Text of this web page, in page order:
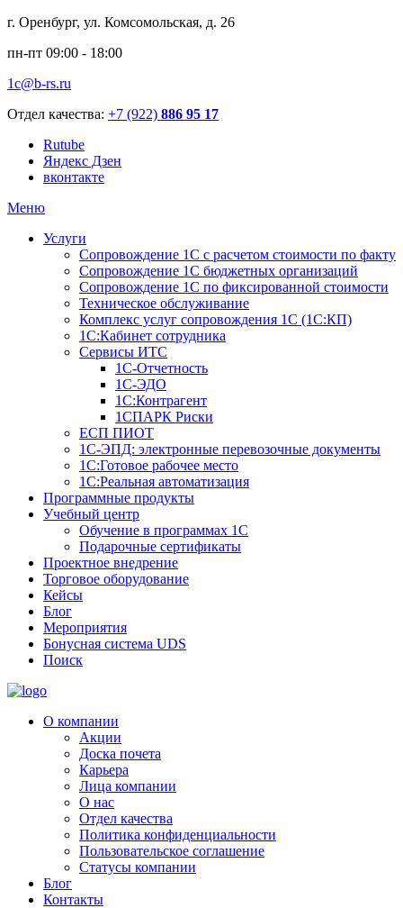
г. Оренбург, ул. Комсомольская, д. 26
пн-пт 09:00 - 18:00
1c@b-rs.ru
Отдел качества: +7 (922) 886 95 17
Rutube
Яндекс Дзен
вконтакте
Меню
Услуги
Сопровождение 1С с расчетом стоимости по факту
Сопровождение 1С бюджетных организаций
Сопровождение 1С по фиксированной стоимости
Техническое обслуживание
Комплекс услуг сопровождения 1С (1С:КП)
1С:Кабинет сотрудника
Сервисы ИТС
1С-Отчетность
1С-ЭДО
1С:Контрагент
1СПАРК Риски
ЕСП ПИОТ
1С-ЭПД: электронные перевозочные документы
1С:Готовое рабочее место
1С:Реальная автоматизация
Программные продукты
Учебный центр
Обучение в программах 1С
Подарочные сертификаты
Проектное внедрение
Торговое оборудование
Кейсы
Блог
Мероприятия
Бонусная система UDS
Поиск
О компании
Акции
Доска почета
Карьера
Лица компании
О нас
Отдел качества
Политика конфиденциальности
Пользовательское соглашение
Статусы компании
Блог
Контакты